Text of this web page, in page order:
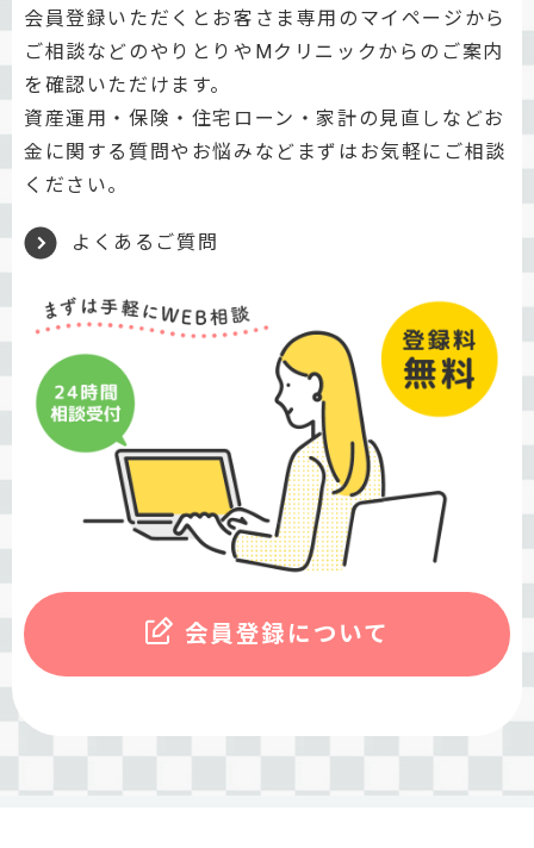
会員登録いただくとお客さま専用のマイページから
ご相談などのやりとりやMクリニックからのご案内
を確認いただけます。
資産運用・保険・住宅ローン・家計の見直しなどお
金に関する質問やお悩みなどまずはお気軽にご相談
ください。
よくあるご質問
会員登録について